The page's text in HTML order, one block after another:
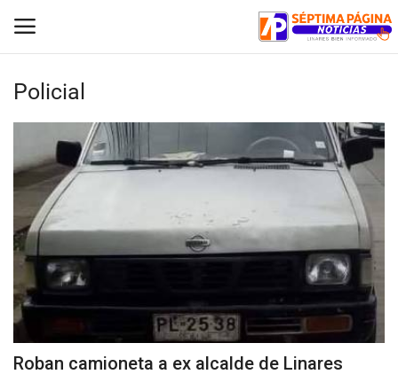
Inicio
Crónica
Policial
Tribunales
Deporte
Política
Policial
Roban camioneta a ex alcalde de Linares